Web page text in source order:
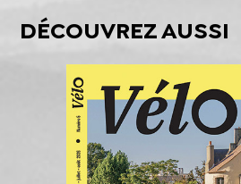
DÉCOUVREZ AUSSI